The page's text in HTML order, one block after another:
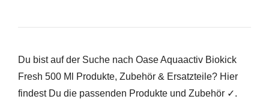
Du bist auf der Suche nach Oase Aquaactiv Biokick
Fresh 500 Ml Produkte, Zubehör & Ersatzteile? Hier
findest Du die passenden Produkte und Zubehör ✓.